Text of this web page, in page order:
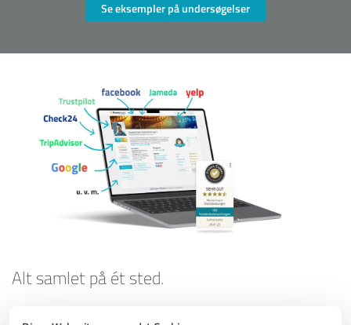
Se eksempler på undersøgelser
Alt samlet på ét sted.